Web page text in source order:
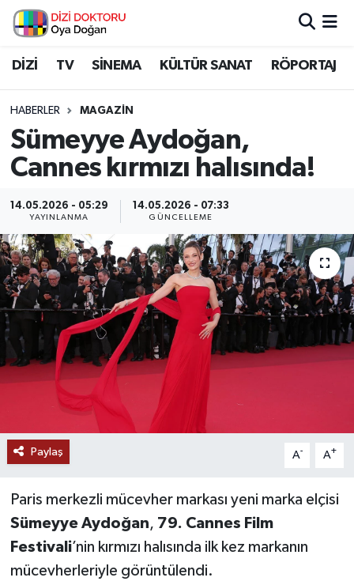
DİZİ TV SİNEMA KÜLTÜR SANAT RÖPORTAJ
HABERLER MAGAZİN
Sümeyye Aydoğan,
Cannes kırmızı halısında!
14.05.2026 - 05:29
YAYINLANMA
14.05.2026 - 07:33
GÜNCELLEME
Paylaş A- A+
Paris merkezli mücevher markası yeni marka elçisi
Sümeyye Aydoğan, 79. Cannes Film
Festivali’nin kırmızı halısında ilk kez markanın
mücevherleriyle görüntülendi.
İstanbul Nöbetçi Eczaneler
İstanbul Namaz Vakitleri
İstanbul Trafik Yoğunluk Haritası
Süper Lig Puan Durumu ve Fikstür
Tüm Manşetler
Son Dakika Haberleri
Haber Arşivi